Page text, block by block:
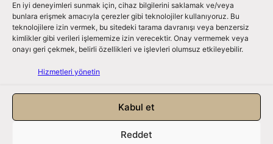
En iyi deneyimleri sunmak için, cihaz bilgilerini saklamak ve/veya
bunlara erişmek amacıyla çerezler gibi teknolojiler kullanıyoruz. Bu
teknolojilere izin vermek, bu sitedeki tarama davranışı veya benzersiz
kimlikler gibi verileri işlememize izin verecektir. Onay vermemek veya
onayı geri çekmek, belirli özellikleri ve işlevleri olumsuz etkileyebilir.
Hizmetleri yönetin
Kabul et
Reddet
Bizi Takip Edin